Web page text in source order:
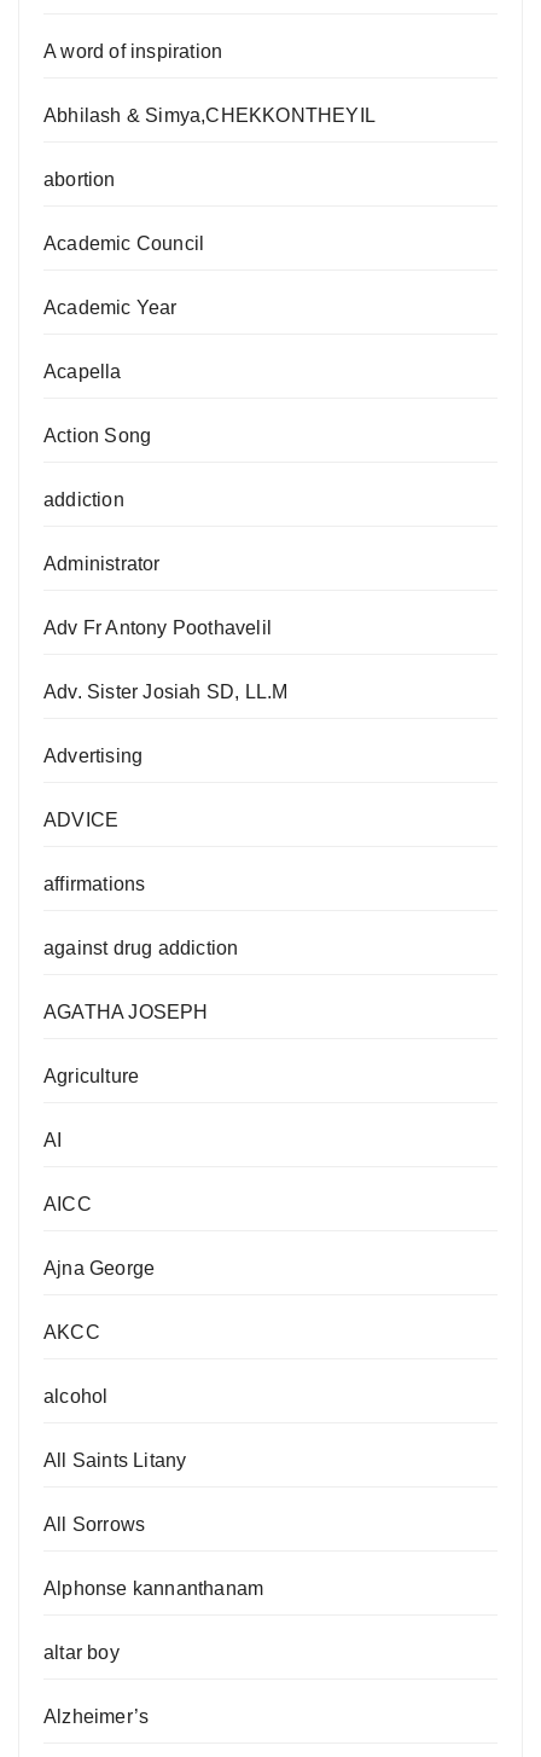
A word of inspiration
Abhilash & Simya,CHEKKONTHEYIL
abortion
Academic Council
Academic Year
Acapella
Action Song
addiction
Administrator
Adv Fr Antony Poothavelil
Adv. Sister Josiah SD, LL.M
Advertising
ADVICE
affirmations
against drug addiction
AGATHA JOSEPH
Agriculture
AI
AICC
Ajna George
AKCC
alcohol
All Saints Litany
All Sorrows
Alphonse kannanthanam
altar boy
Alzheimer’s